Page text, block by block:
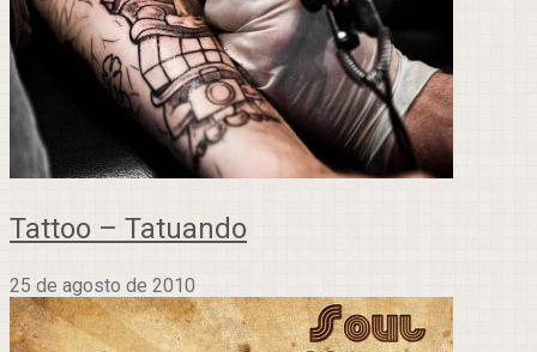
Tattoo – Tatuando
25 de agosto de 2010